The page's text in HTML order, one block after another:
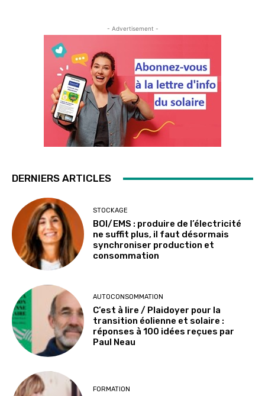
- Advertisement -
DERNIERS ARTICLES
STOCKAGE
BOI/EMS : produire de l’électricité
ne suffit plus, il faut désormais
synchroniser production et
consommation
AUTOCONSOMMATION
C’est à lire / Plaidoyer pour la
transition éolienne et solaire :
réponses à 100 idées reçues par
Paul Neau
FORMATION